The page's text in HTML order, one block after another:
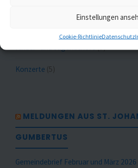
Einstellungen
Cookie-RichtlinieDatenschutz
Kinder- und Jugendchöre(5)
Konzerte (5)
MELDUNGEN AUS ST.
GUMBERTUS
Gemeindebrief Februar und März 2026